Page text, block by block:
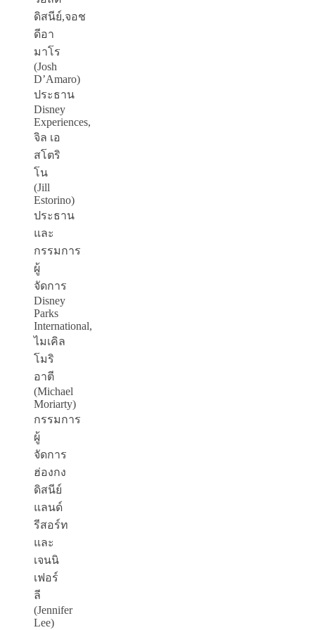
ดิสนีย์,จอช
ดีอา
มาโร
(Josh
D’Amaro)
ประธาน
Disney
Experiences,
จิล เอ
สโตริ
โน
(Jill
Estorino)
ประธาน
และ
กรรมการ
ผู้
จัดการ
Disney
Parks
International,
ไมเคิล
โมริ
อาตี
(Michael
Moriarty)
กรรมการ
ผู้
จัดการ
ฮ่องกง
ดิสนีย์
แลนด์
รีสอร์ท
และ
เจนนิ
เฟอร์
ลี
(Jennifer
Lee)